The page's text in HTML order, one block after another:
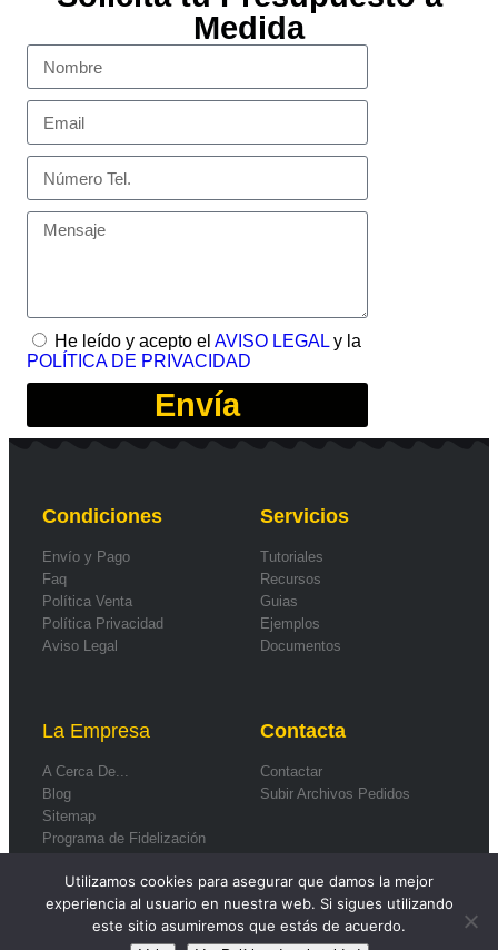
Medida
He leído y acepto el AVISO LEGALy la
POLÍTICA DE PRIVACIDAD
Envía
Condiciones
Envío y Pago
Faq
Política Venta
Política Privacidad
Aviso Legal
Servicios
Tutoriales
Recursos
Guias
Ejemplos
Documentos
La Empresa
A Cerca De...
Blog
Sitemap
Programa de Fidelización
Contacta
Contactar
Subir Archivos Pedidos
Utilizamos cookies para asegurar que damos la mejor
experiencia al usuario en nuestra web. Si sigues utilizando
este sitio asumiremos que estás de acuerdo.